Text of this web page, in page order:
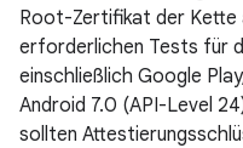
Root-Zertifikat der Kette
erforderlichen Tests für
einschließlich Google
Android 7.0 (API-Level
sollten